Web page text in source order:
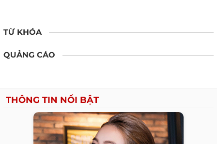
TỪ KHÓA
QUẢNG CÁO
THÔNG TIN NỔI BẬT